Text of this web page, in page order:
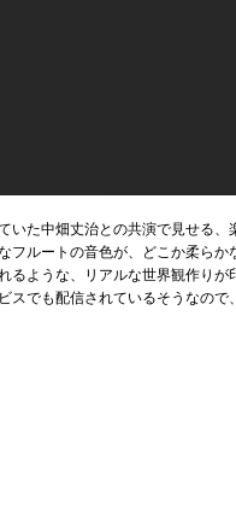
いた中畑丈治との共演で見せる、
フルートの音色が、どこか柔らか
るような、リアルな世界観作りが
スでも配信されているそうなので